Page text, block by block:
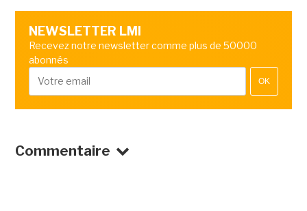
NEWSLETTER LMI
Recevez notre newsletter comme plus de 50000
abonnés
OK
Commentaire